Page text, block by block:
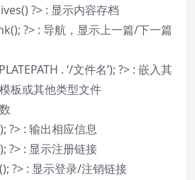
?> : 显示内容存档
?> : 导航，显示上一篇/下一篇
. ‘/文件名’); ?> : 嵌入其
板或其他类型文件
?> : 输出相应信息
?> : 显示注册链接
?> : 显示登录/注销链接